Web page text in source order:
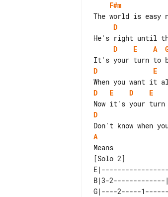
F#m
D
D
E A
D
E
D
E D E
D
A
[Solo 2]
B|3-
G|----2-----